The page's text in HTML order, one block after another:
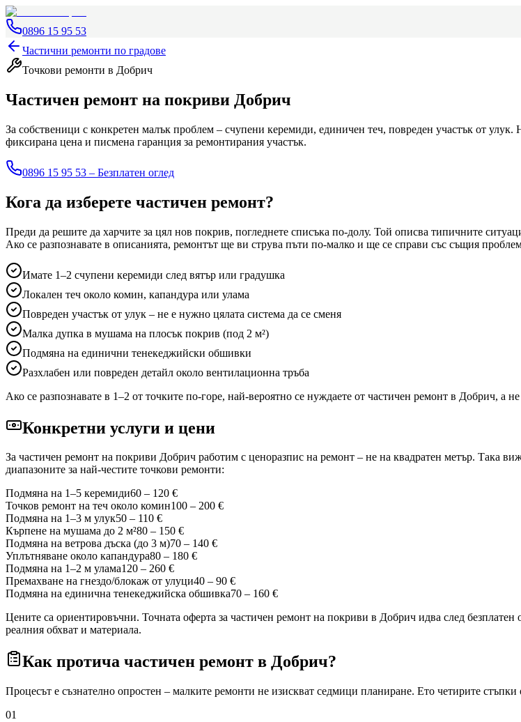
0896 15 95 53
Частични ремонти по градове
Точкови ремонти в Добрич
Частичен ремонт на покриви Добрич
За собственици с конкретен малък проблем – счупени керемиди, единичен теч, повреден участък от
фиксирана цена и писмена гаранция за ремонтирания участък.
0896 15 95 53 – Безплатен оглед
Кога да изберете частичен ремонт?
Преди да решите да харчите за цял нов покрив, погледнете списъка по-долу. Той описва типичните
Ако се разпознавате в описанията, ремонтът ще ви струва пъти по-малко и ще се справи със същия
Имате 1–2 счупени керемиди след вятър или градушка
Локален теч около комин, капандура или улама
Повреден участък от улук – не е нужно цялата система да се сменя
Малка дупка в мушама на плосък покрив (под 2 м²)
Подмяна на единични тенекеджийски обшивки
Разхлабен или повреден детайл около вентилационна тръба
Ако се разпознавате в 1–2 от точките по-горе, най-вероятно се нуждаете от частичен ремонт в Добрич, а
Конкретни услуги и цени
За частичен ремонт на покриви Добрич работим с ценоразпис на ремонт – не на квадратен метър. Така
диапазоните за най-честите точкови ремонти:
Подмяна на 1–5 керемиди60 – 120 €
Точков ремонт на теч около комин100 – 200 €
Подмяна на 1–3 м улук50 – 110 €
Кърпене на мушама до 2 м²80 – 150 €
Подмяна на ветрова дъска (до 3 м)70 – 140 €
Уплътняване около капандура80 – 180 €
Подмяна на 1–2 м улама120 – 260 €
Премахване на гнездо/блокаж от улуци40 – 90 €
Подмяна на единична тенекеджийска обшивка70 – 160 €
Цените са ориентировъчни. Точната оферта за частичен ремонт на покриви в Добрич идва след безплатен
реалния обхват и материала.
Как протича частичен ремонт в Добрич?
Процесът е съзнателно опростен – малките ремонти не изискват седмици планиране. Ето четирите
01